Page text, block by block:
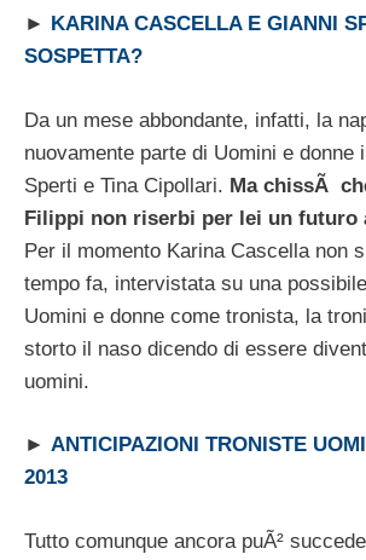
►
KARINA CASCELLA E GIANNI
SOSPETTA?
Da un mese abbondante, infatti, la
nuovamente parte di Uomini e donne
Sperti e Tina Cipollari. Ma chissÃ
Filippi non riserbi per lei un futuro
Per il momento Karina Cascella non
tempo fa, intervistata su una
Uomini e donne come tronista, la
storto il naso dicendo di essere
uomini.
► ANTICIPAZIONI TRONISTE
2013
Tutto comunque ancora puÃ²